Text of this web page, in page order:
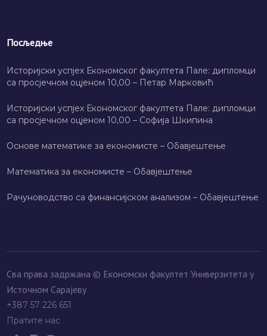
Посљедње
Историјски успјех Економског факултета Пале: дипломци
са просјечном оцјеном 10,00 – Петар Марковић
Историјски успјех Економског факултета Пале: дипломци
са просјечном оцјеном 10,00 – Софија Шкипина
Основе математике за економисте – Обавјештење
Математика за економисте – Обавјештење
Рачуноводство са финансијском анализом – Обавјештење
Сва права задржана © Економски факултет Универзитета у
Источном Сарајеву
+387 57 226 651
Пратите нас